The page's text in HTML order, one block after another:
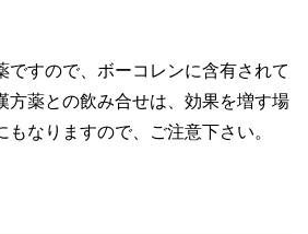
ですので、ボーコレンに含有されて
方薬との飲み合せは、効果を増す場
なりますので、ご注意下さい。